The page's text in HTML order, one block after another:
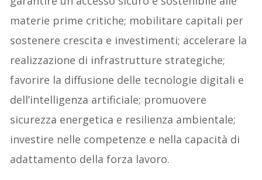
materie prime critiche; mobilitare capitali per
sostenere crescita e investimenti; accelerare la
realizzazione di infrastrutture strategiche;
favorire la diffusione delle tecnologie digitali e
dell’intelligenza artificiale; promuovere
sicurezza energetica e resilienza ambientale;
investire nelle competenze e nella capacità di
adattamento della forza lavoro.